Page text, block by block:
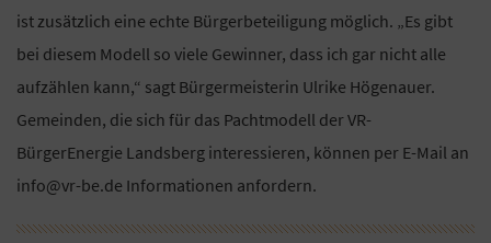
ist zusätzlich eine echte Bürgerbeteiligung möglich. „Es gibt
bei diesem Modell so viele Gewinner, dass ich gar nicht alle
aufzählen kann,“ sagt Bürgermeisterin Ulrike Högenauer.
Gemeinden, die sich für das Pachtmodell der VR-
BürgerEnergie Landsberg interessieren, können per E-Mail an
info@vr-be.de Informationen anfordern.